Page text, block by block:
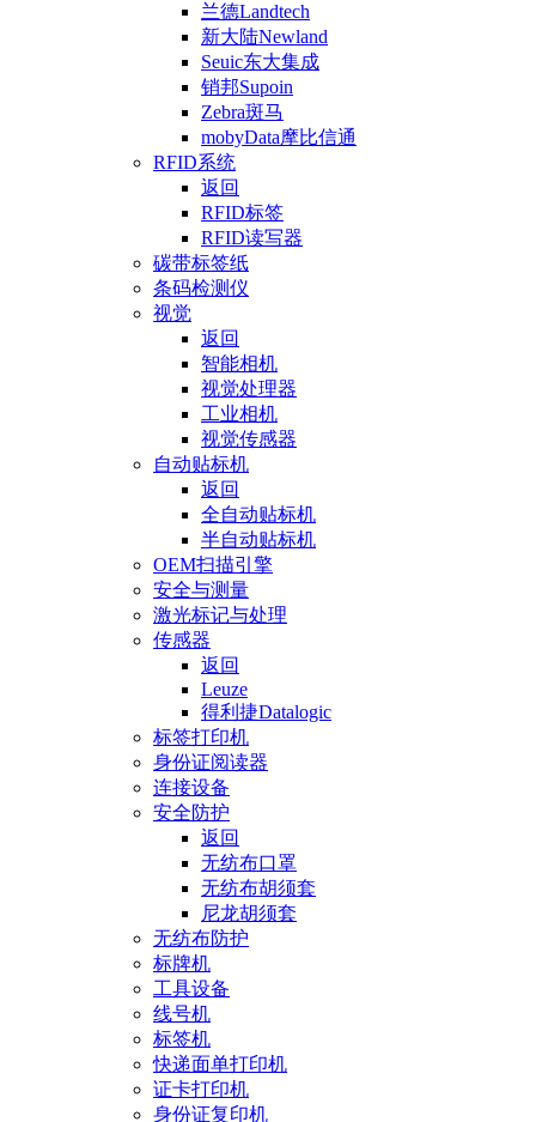
兰德Landtech
新大陆Newland
Seuic东大集成
销邦Supoin
Zebra斑马
mobyData摩比信通
RFID系统
返回
RFID标签
RFID读写器
碳带标签纸
条码检测仪
视觉
返回
智能相机
视觉处理器
工业相机
视觉传感器
自动贴标机
返回
全自动贴标机
半自动贴标机
OEM扫描引擎
安全与测量
激光标记与处理
传感器
返回
Leuze
得利捷Datalogic
标签打印机
身份证阅读器
连接设备
安全防护
返回
无纺布口罩
无纺布胡须套
尼龙胡须套
无纺布防护
标牌机
工具设备
线号机
标签机
快递面单打印机
证卡打印机
身份证复印机